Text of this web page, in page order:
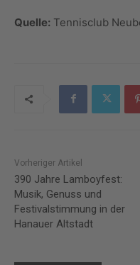
Quelle: Tennisclub
Vorheriger Artikel
390 Jahre Lamboyfest:
Musik, Genuss und
Festivalstimmung in der
Hanauer Altstadt